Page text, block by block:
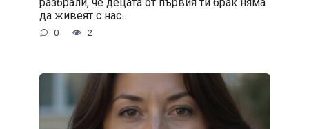
да живеят с нас.
0 2